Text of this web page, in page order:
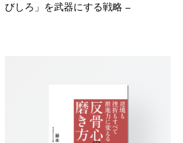
びしろ」を武器にする戦略 –